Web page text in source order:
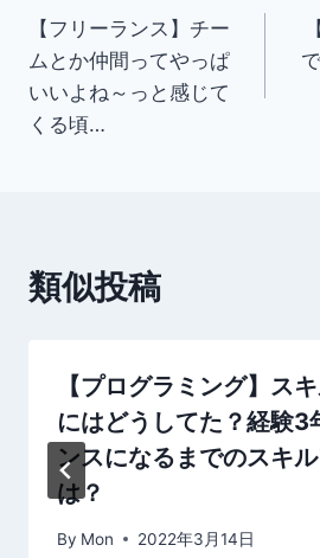
稿
ナ
ビ
シ
【フリーランス】チー
ムとか仲間ってやっぱ
いいよね～っと感じて
くる頃…
類似投稿
【プログラミング】ス
にはどうしてた？経験3
ンスになるまでのスキ
は？
By Mon 2022年3月14日